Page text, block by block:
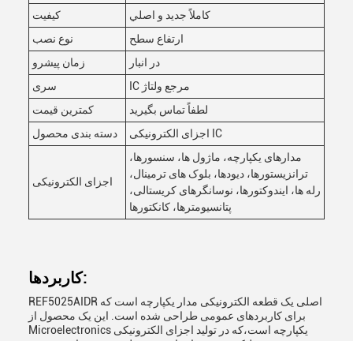
کیفیت
کاملاً جديد و اصلي
نوع نصب
ارتفاع سطح
زمان پیشرو
در انبار
سری
IC مرجع ولتاژ
کمترین قیمت
لطفاً تماس بگیرید
دسته بندی محصول
اجزای الکترونیکی IC
اجزای الکترونیکی
مدارهای یکپارچه، ماژول ها، سنسورها،
ترانزیستورها، دیودها، بلوک های ترمینال،
رله ها، ایندوکتورها، نوسانگرهای کریستالی،
پتانسیومترها، کانکتورها
کاربردها:
REF5025AIDR اصلی یک قطعه الکترونیکی مدار یکپارچه است که
برای کاربردهای عمومی طراحی شده است. این یک محصول از
Microelectronics یکپارچه است،که در تولید اجزای الکترونیکی